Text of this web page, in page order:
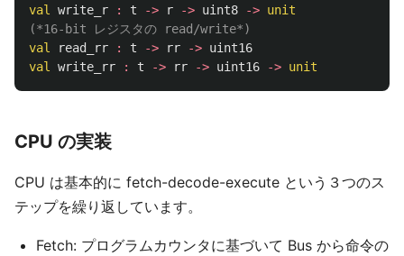
val
write_r : t -> r -> uint8 -> unit
(*16-bit レジスタの read/write*)
val
read_rr : t -> rr -> uint16
val
write_rr : t -> rr -> uint16 -> unit
CPU の実装
CPU は基本的に fetch-decode-execute という３つのス
テップを繰り返しています。
Fetch: プログラムカウンタに基づいて Bus から命令の